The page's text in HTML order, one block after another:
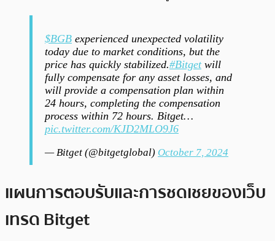
$BGB experienced unexpected volatility
today due to market conditions, but the
price has quickly stabilized.#Bitgetwill
fully compensate for any asset losses, and
will provide a compensation plan within
24 hours, completing the compensation
process within 72 hours. Bitget…
pic.twitter.com/KJD2MLO9J6
— Bitget (@bitgetglobal) October 7, 2024
แผนการตอบรับและการชดเชยของเว็บ
เทรด Bitget